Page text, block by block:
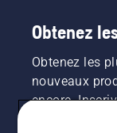
Obtenez
Obtenez les
nouveaux
encore.